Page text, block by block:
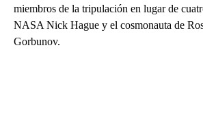
miembros de la tripulación en lugar de
NASA Nick Hague y el cosmonauta de
Gorbunov.